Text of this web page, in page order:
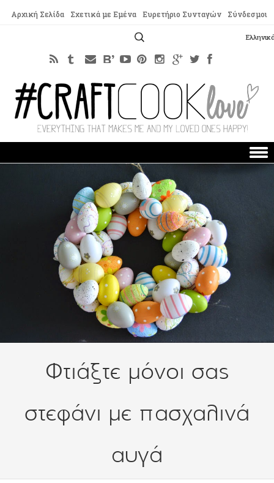
Αρχική Σελίδα Σχετικά με Εμένα Ευρετήριο Συνταγών Σύνδεσμοι
Αναζήτηση
Φτιάξτε μόνοι σας
στεφάνι με πασχαλινά
αυγά